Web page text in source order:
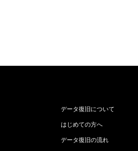
データ復旧について
はじめての方へ
データ復旧の流れ